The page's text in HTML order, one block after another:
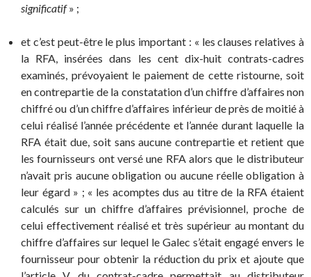
significatif» ;
et c’est peut-être le plus important : « les clauses relatives à
la RFA, insérées dans les cent dix-huit contrats-cadres
examinés, prévoyaient le paiement de cette ristourne, soit
en contrepartie de la constatation d’un chiffre d’affaires non
chiffré ou d’un chiffre d’affaires inférieur de près de moitié à
celui réalisé l’année précédente et l’année durant laquelle la
RFA était due, soit sans aucune contrepartie et retient que
les fournisseurs ont versé une RFA alors que le distributeur
n’avait pris aucune obligation ou aucune réelle obligation à
leur égard » ; « les acomptes dus au titre de la RFA étaient
calculés sur un chiffre d’affaires prévisionnel, proche de
celui effectivement réalisé et très supérieur au montant du
chiffre d’affaires sur lequel le Galec s’était engagé envers le
fournisseur pour obtenir la réduction du prix et ajoute que